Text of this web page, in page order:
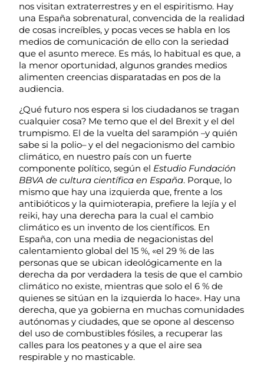
nos visitan extraterrestres y en el espiritismo. Hay
una España sobrenatural, convencida de la realidad
de cosas increíbles, y pocas veces se habla en los
medios de comunicación de ello con la seriedad
que el asunto merece. Es más, lo habitual es que, a
la menor oportunidad, algunos grandes medios
alimenten creencias disparatadas en pos de la
audiencia.
¿Qué futuro nos espera si los ciudadanos se tragan
cualquier cosa? Me temo que el del Brexit y el del
trumpismo. El de la vuelta del sarampión –y quién
sabe si la polio– y el del negacionismo del cambio
climático, en nuestro país con un fuerte
componente político, según el Estudio Fundación
BBVA de cultura científica en España. Porque, lo
mismo que hay una izquierda que, frente a los
antibióticos y la quimioterapia, prefiere la lejía y el
reiki, hay una derecha para la cual el cambio
climático es un invento de los científicos. En
España, con una media de negacionistas del
calentamiento global del 15 %, «el 29 % de las
personas que se ubican ideológicamente en la
derecha da por verdadera la tesis de que el cambio
climático no existe, mientras que solo el 6 % de
quienes se sitúan en la izquierda lo hace». Hay una
derecha, que ya gobierna en muchas comunidades
autónomas y ciudades, que se opone al descenso
del uso de combustibles fósiles, a recuperar las
calles para los peatones y a que el aire sea
respirable y no masticable.